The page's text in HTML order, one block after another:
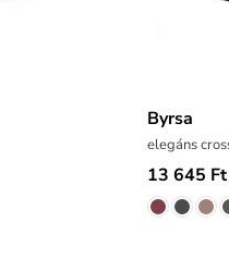
Byrsa
elegáns
13 645 Ft